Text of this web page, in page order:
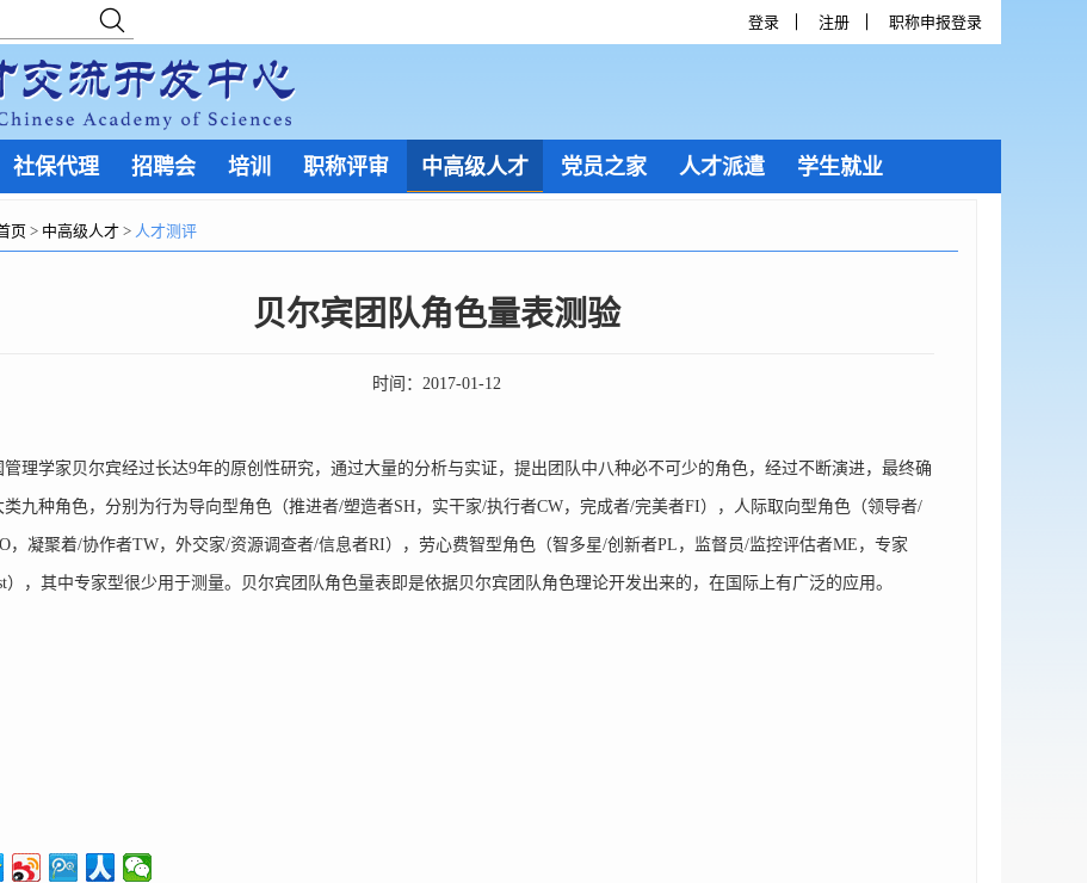
登录 注册 职称申报登录
社保代理 招聘会 培训 职称评审 中高级人才 党员之家 人才派遣 学生就业
页 > 中高级人才 > 人才测评
贝尔宾团队角色量表测验
时间： 2017-01-12
学家贝尔宾经过长达9年的原创性研究，通过大量的分析与实证，提出团队中八种必不可少的角色，经过不断演进，最终确
类九种角色，分别为行为导向型角色（推进者/塑造者SH，实干家/执行者CW，完成者/完美者FI），人际取向型角色（领导者/
，凝聚着/协作者TW，外交家/资源调查者/信息者RI），劳心费智型角色（智多星/创新者PL，监督员/监控评估者ME，专家
），其中专家型很少用于测量。贝尔宾团队角色量表即是依据贝尔宾团队角色理论开发出来的，在国际上有广泛的应用。